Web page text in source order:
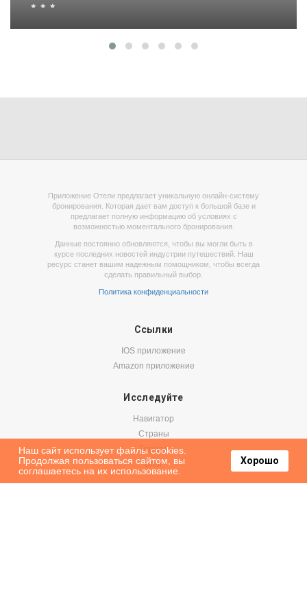
Приложение Отели предлагает уникальную онлайн-систему
бронирования. Которая дает вам доступ к большой базе и
предлагает полную информацию об условиях с
возможностью моментального бронирования.
Данные постоянно обновляются, чтобы вы могли быть в
курсе последних новостей индустрии путешествий. Наш
ресурс станет вашим надежным помощником, чтобы всегда
сделать правильный выбор.
Политика конфиденциальности
Ссылки
IOS приложение
Amazon приложение
Исследуйте
Навигатор
Страны
Города
Блог
Наш сайт использует файлы cookies.
Продолжая пользоваться сайтом, вы
соглашаетесь на их использование.
Хорошо